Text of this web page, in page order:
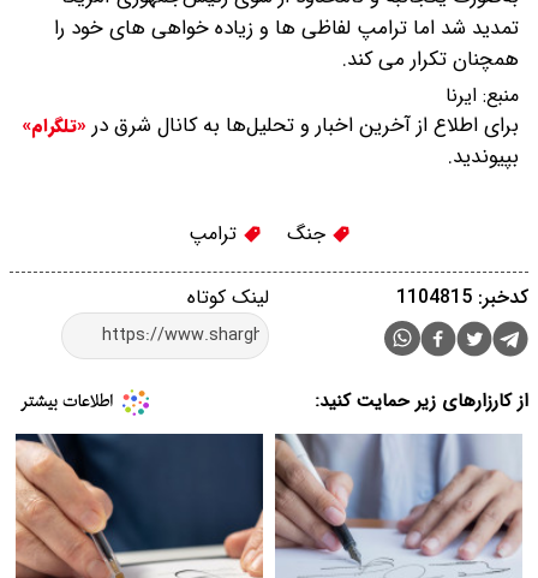
تمدید شد اما ترامپ لفاظی ها و زیاده خواهی های خود را
همچنان تکرار می کند.
منبع: ایرنا
برای اطلاع از آخرین اخبار و تحلیل‌ها به کانال شرق در «تلگرام»
بپیوندید.
جنگ ترامپ
لینک کوتاه کدخبر: 1104815
از کارزارهای زیر حمایت کنید: